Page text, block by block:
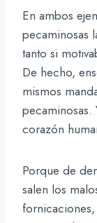
En ambos
pecaminosas
tanto si
De hecho,
mismos
corazón
Porque de
salen los